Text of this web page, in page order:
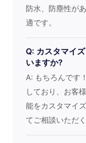
防水、防塵性が
適です。
Q: カスタマイ
いますか?
A: もちろんです
しており、お客
能をカスタマイ
てご相談いただ